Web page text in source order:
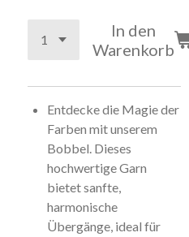
In den
Warenkorb
Entdecke die Magie der
Farben mit unserem
Bobbel. Dieses
hochwertige Garn
bietet sanfte,
harmonische
Übergänge, ideal für